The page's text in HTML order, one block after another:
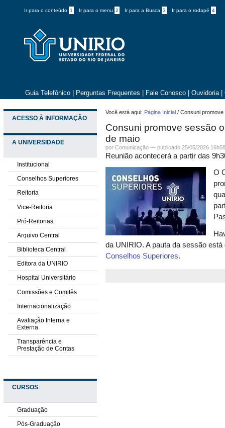
Ir para o conteúdo 1 Ir para o menu 2 Ir para a Busca 3 Ir para o rodapé 4
Guia Telefônico Perguntas Frequentes Fale Conosco Ouvidoria
ACESSO À INFORMAÇÃO
A UNIVERSIDADE
Institucional
Conselhos Superiores
Reitoria
Vice-Reitoria
Pró-Reitorias
Arquivo Central
Biblioteca Central
Editora da UNIRIO
Hospital Universitário
Comissões e Comitês
Internacionalização
Avaliação Interna e
Externa
Transparência e
Prestação de Contas
CURSOS
Graduação
Pós-Graduação
Você está aqui: Página Inicial /Consuni
Consuni promove sessão
de maio
porComunicação —publicado 25/05/2026
Reunião acontecerá a partir das
O
da UNIRIO. A pauta da sessão
Conselhos Superiores.